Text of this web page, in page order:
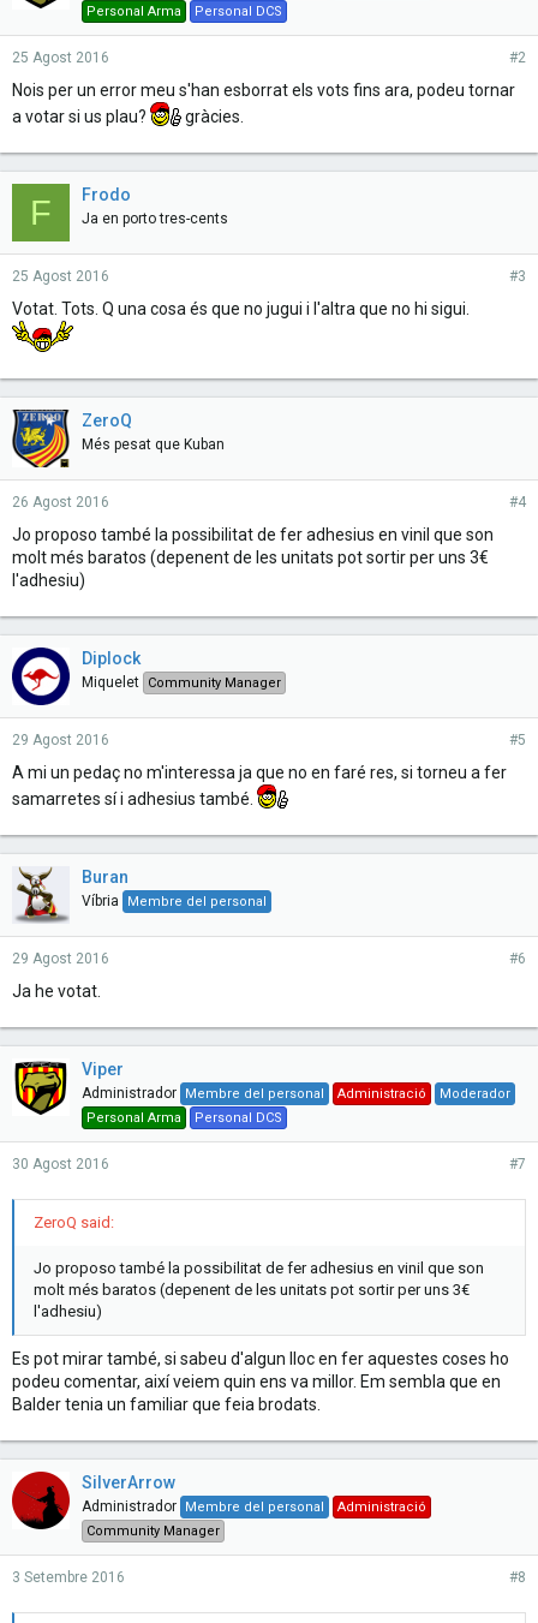
Personal Arma
Personal DCS
25 Agost 2016 #2
Nois per un error meu s'han esborrat els vots fins ara, podeu tornar
a votar si us plau?
gràcies.
F Frodo
Ja en porto tres-cents
25 Agost 2016 #3
Votat. Tots. Q una cosa és que no jugui i l'altra que no hi sigui.
ZeroQ
Més pesat que Kuban
26 Agost 2016 #4
Jo proposo també la possibilitat de fer adhesius en vinil que son
molt més baratos (depenent de les unitats pot sortir per uns 3€
l'adhesiu)
Diplock
Miquelet Community Manager
29 Agost 2016 #5
A mi un pedaç no m'interessa ja que no en faré res, si torneu a fer
samarretes sí i adhesius també.
Buran
Víbria Membre del personal
29 Agost 2016 #6
Ja he votat.
Viper
Administrador Membre del personal Administració
Moderador
Personal Arma
Personal DCS
30 Agost 2016 #7
ZeroQ said:
Jo proposo també la possibilitat de fer adhesius en vinil que son
molt més baratos (depenent de les unitats pot sortir per uns 3€
l'adhesiu)
Es pot mirar també, si sabeu d'algun lloc en fer aquestes coses ho
podeu comentar, així veiem quin ens va millor. Em sembla que en
Balder tenia un familiar que feia brodats.
SilverArrow
Administrador Membre del personal
Administració
Community Manager
3 Setembre 2016 #8